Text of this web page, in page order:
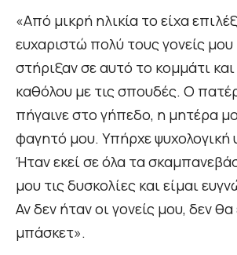
«Από μικρή ηλικία το είχα
ευχαριστώ πολύ τους γονείς
στήριξαν σε αυτό το κομμάτι
καθόλου με τις σπουδές. Ο
πήγαινε στο γήπεδο, η μητέρα
φαγητό μου. Υπήρχε ψυχολογική
Ήταν εκεί σε όλα τα
μου τις δυσκολίες και είμαι
Αν δεν ήταν οι γονείς μου, δεν
μπάσκετ».